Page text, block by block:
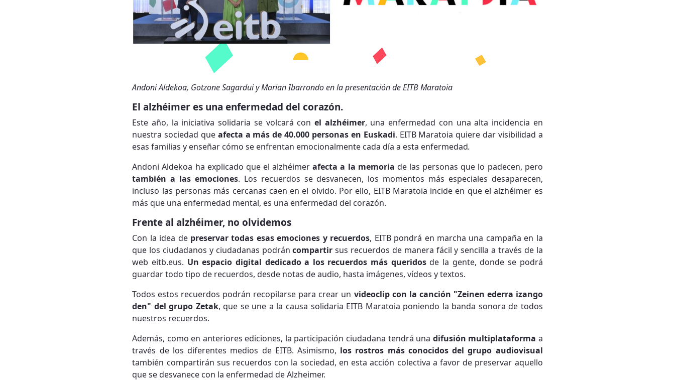
Andoni Aldekoa, Gotzone Sagardui y Marian Ibarrondo en la presentación de EITB Maratoia
El alzhéimer es una enfermedad del corazón.
Este año, la iniciativa solidaria se volcará con el alzhéimer, una enfermedad con una alta incidencia en
nuestra sociedad que afecta a más de 40.000 personas en Euskadi. EITB Maratoia quiere dar visibilidad a
esas familias y enseñar cómo se enfrentan emocionalmente cada día a esta enfermedad.
Andoni Aldekoa ha explicado que el alzhéimerafecta a la memoria de las personas que lo padecen, pero
también a las emociones. Los recuerdos se desvanecen, los momentos más especiales desaparecen,
incluso las personas más cercanas caen en el olvido. Por ello, EITB Maratoia incide en que el alzhéimer es
más que una enfermedad mental, es una enfermedad del corazón.
Frente al alzhéimer, no olvidemos
Con la idea de preservar todas esas emociones y recuerdos, EITB pondrá en marcha una campaña en la
que los ciudadanos y ciudadanas podráncompartir sus recuerdos de manera fácil y sencilla a través de la
web eitb.eus. Un espacio digital dedicado a los recuerdos más queridosde la gente, donde se podrá
guardar todo tipo de recuerdos, desde notas de audio, hasta imágenes, vídeos y textos.
Todos estos recuerdos podrán recopilarse para crear un videoclip con la canción "Zeinen ederra izango
den" del grupo Zetak, que se une a la causa solidaria EITB Maratoia poniendo la banda sonora de todos
nuestros recuerdos.
Además, como en anteriores ediciones, la participación ciudadana tendrá una difusión multiplataforma a
través de los diferentes medios de EITB. Asimismo, los rostros más conocidos del grupo audiovisual
también compartirán sus recuerdos con la sociedad, en esta acción colectiva a favor de preservar aquello
que se desvanece con la enfermedad de Alzheimer.